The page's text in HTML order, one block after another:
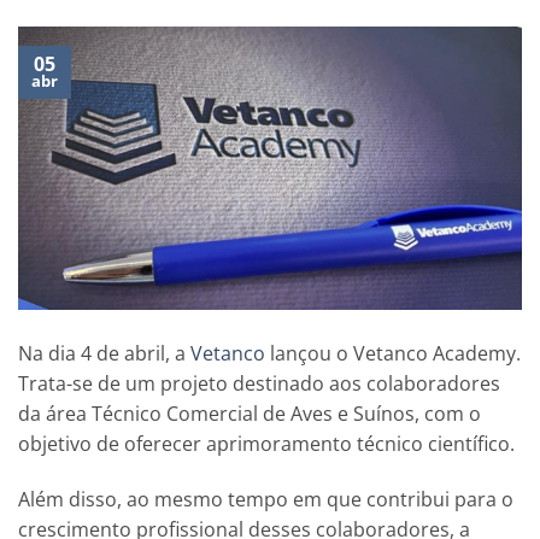
05
abr
Na dia 4 de abril, a Vetanco lançou o Vetanco Academy.
Trata-se de um projeto destinado aos colaboradores
da área Técnico Comercial de Aves e Suínos, com o
objetivo de oferecer aprimoramento técnico científico.
Além disso, ao mesmo tempo em que contribui para o
crescimento profissional desses colaboradores, a